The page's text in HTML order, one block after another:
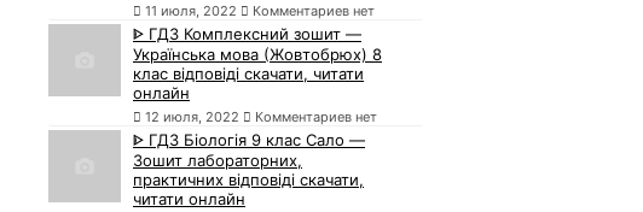
11 июля, 2022 Комментариев нет
ᐈ ГДЗ Комплексний зошит —
Українська мова (Жовтобрюх) 8
клас відповіді скачати, читати
онлайн
12 июля, 2022 Комментариев нет
ᐈ ГДЗ Біологія 9 клас Сало —
Зошит лабораторних,
практичних відповіді скачати,
читати онлайн